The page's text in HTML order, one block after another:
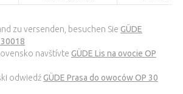
zu versenden, besuchen Sie GÜDE
navštívte GÜDE Lis na ovocie OP
odwiedźGÜDE Prasa do owoców OP 30